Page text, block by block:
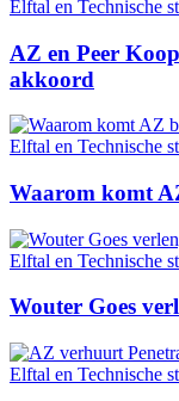
Elftal en Technische
AZ en Peer
akkoord
Elftal en Technische
Waarom komt
Elftal en Technische
Wouter Goes
Elftal en Technische